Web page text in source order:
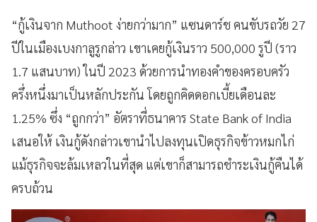
“กู้เงินจาก Muthoot ง่ายกว่ามาก” แซนดาร์ช คนขับรถวัย 27
ปีในเมืองเบงกาลูรูกล่าว เขาเคยกู้เงินราว 500,000 รูปี (ราว
1.7 แสนบาท) ในปี 2023 ด้วยการนำทองคำของครอบครัว
ครึ่งหนึ่งมาเป็นหลักประกัน โดยถูกคิดดอกเบี้ยเดือนละ
1.25% ซึ่ง “ถูกกว่า” อัตราที่ธนาคาร State Bank of India
เสนอให้ เงินกู้ดังกล่าวเขานำไปลงทุนเปิดธุรกิจข้าวหมกไก่
แม้ธุรกิจจะล้มเหลวในที่สุด แต่เขาก็สามารถชำระเงินกู้คืนได้
ครบถ้วน